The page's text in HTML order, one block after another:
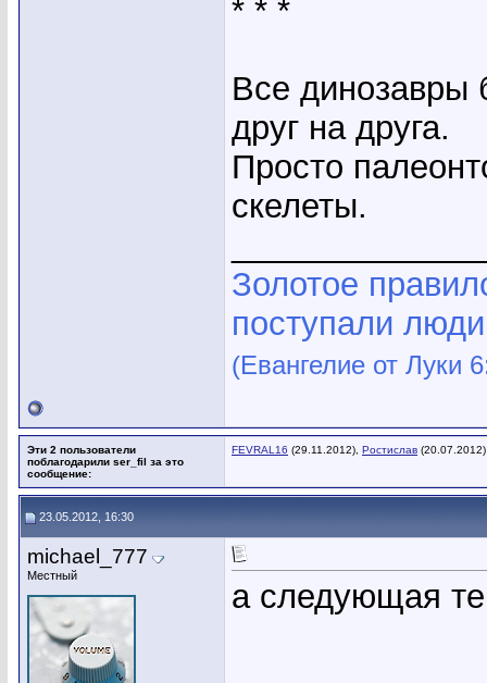
* * *
Все динозавры
друг на друга.
Просто
скелеты.
Золотое
поступали
(Евангелие от Луки
Эти 2 пользователи
поблагодарили ser_fil за это
сообщение:
FEVRAL16 (29.11.2012), Ростислав (20.07.2012)
23.05.2012, 16:30
michael_777
Местный
а следующая